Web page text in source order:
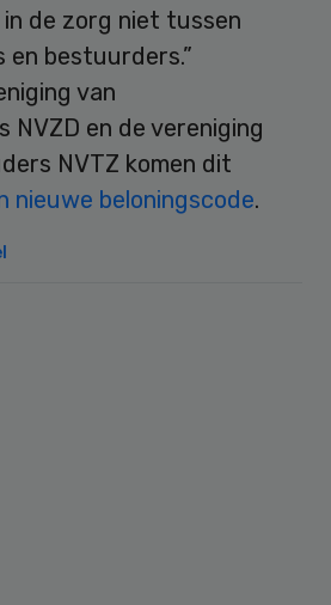
de zorg niet tussen
bestuurders.”
van
en de vereniging
NVTZ komen dit
nieuwe beloningscode.